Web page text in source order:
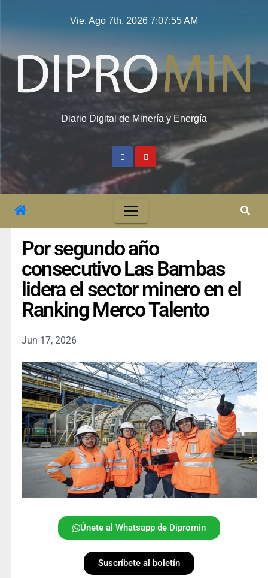
Vie. Ago 7th, 2026 7:07:55 AM
Diario Digital de Minería y Energía
Por segundo año
consecutivo Las Bambas
lidera el sector minero en el
Ranking Merco Talento
Jun 17, 2026
Únete al Whatsapp de Dipromin
Suscríbete al boletín